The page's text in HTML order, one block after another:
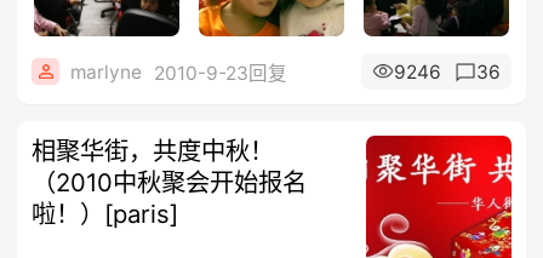
marlyne 2010-9-23回复 9246 36
相聚华街，共度中秋！
（2010中秋聚会开始报名
啦！）[paris]